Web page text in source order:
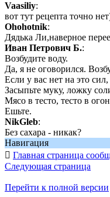
Vaasiliy:
вот тут рецепта точно
Ohohotnik:
Дядька Ли,наверное
Иван Петрович Б.:
Возбудите воду.
Да, я не оговорился.
Если у вас нет на это
Засыпьте муку, ложку
Мясо в тесто, тесто в
Ешьте.
NikGleb:
Без сахара - никак?
Навигация
 Главная страница
Следующая страница
Перейти к полной версии